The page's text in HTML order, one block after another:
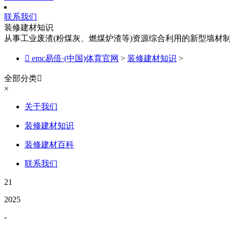
联系我们
装修建材知识
从事工业废渣(粉煤灰、燃煤炉渣等)资源综合利用的新型墙材
 emc易倍·(中国)体育官网 > 装修建材知识 >
全部分类
×
关于我们
装修建材知识
装修建材百科
联系我们
21
2025
-